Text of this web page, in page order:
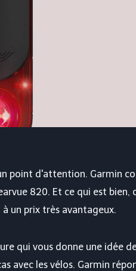
point d'attention. Garmin
820. Et ce qui est bien,
un prix très avantageux.
qui vous donne une idée
avec les vélos. Garmin